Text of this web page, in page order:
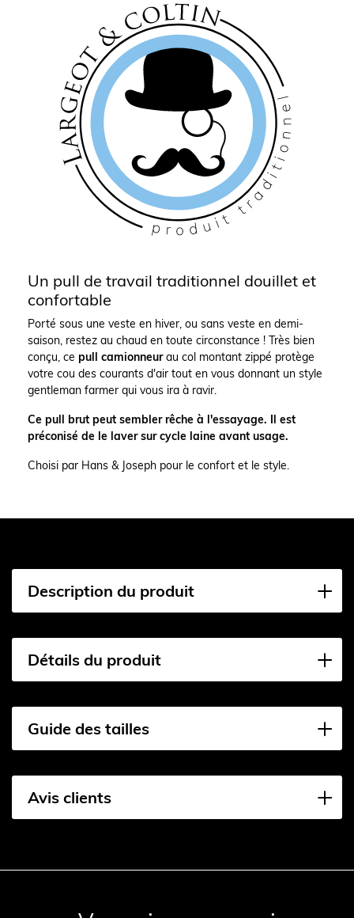
Un pull de travail traditionnel douillet et
confortable
Porté sous une veste en hiver, ou sans veste en demi-
saison, restez au chaud en toute circonstance ! Très bien
conçu, cepull camionneurau col montant zippé protège
votre cou des courants d'air tout en vous donnant un style
gentleman farmer qui vous ira à ravir.
Ce pull brut peut sembler rêche à l'essayage. Il est
préconisé de le laver sur cycle laine avant usage.
Choisi par Hans & Joseph pour le confort et le style.
Description du produit
Détails du produit
Guide des tailles
Avis clients